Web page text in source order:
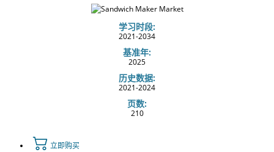
学习时段:
2021-2034
基准年:
2025
历史数据:
2021-2024
页数:
210
立即购买